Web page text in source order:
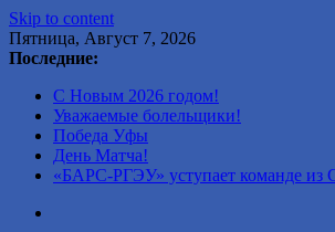
Skip to content
Пятница, Август 7, 2026
Последние:
С Новым 2026 годом!
Уважаемые болельщики!
Победа Уфы
День Матча!
«БАРС-РГЭУ» уступает команде из